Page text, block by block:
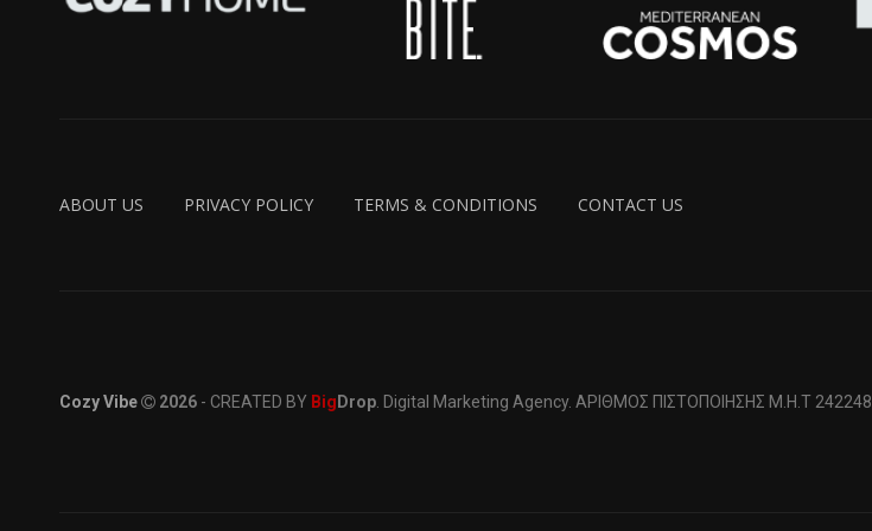
ABOUT US PRIVACY POLICY TERMS & CONDITIONS CONTACT US
Cozy Vibe 2026 - CREATED BY Big Drop . Digital Marketing Agency. ΑΡΙΘΜΟΣ ΠΙΣΤΟΠΟΙΗΣΗΣ Μ.Η.Τ 242248